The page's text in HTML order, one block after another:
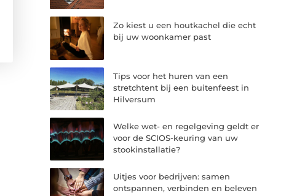
Zo kiest u een houtkachel die echt
bij uw woonkamer past
Tips voor het huren van een
stretchtent bij een buitenfeest in
Hilversum
Welke wet- en regelgeving geldt er
voor de SCIOS-keuring van uw
stookinstallatie?
Uitjes voor bedrijven: samen
ontspannen, verbinden en beleven